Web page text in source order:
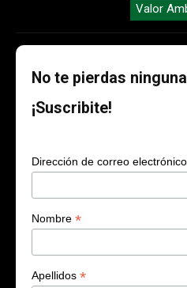
Valor
No te pierdas
¡Suscribite!
Dirección de correo electrónico
Nombre *
Apellidos *